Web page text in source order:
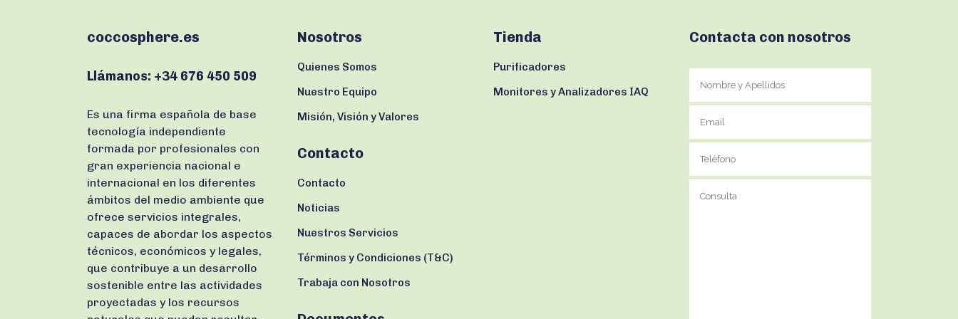
coccosphere.es
Llámanos: +34 676 450 509
Es una firma española de base
tecnología independiente
formada por profesionales con
gran experiencia nacional e
internacional en los diferentes
ámbitos del medio ambiente que
ofrece servicios integrales,
capaces de abordar los aspectos
técnicos, económicos y legales,
que contribuye a un desarrollo
sostenible entre las actividades
proyectadas y los recursos
Nosotros
Quienes Somos
Nuestro Equipo
Misión, Visión y Valores
Contacto
Contacto
Noticias
Nuestros Servicios
Términos y Condiciones (T&C)
Trabaja con Nosotros
Tienda
Purificadores
Monitores y Analizadores IAQ
Contacta con nosotros